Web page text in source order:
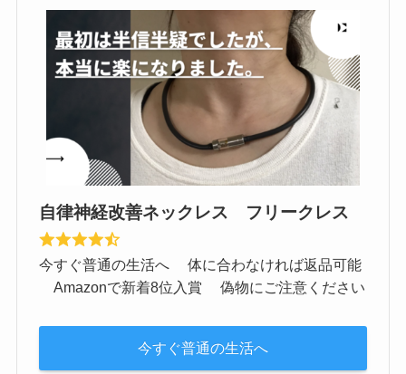
自律神経改善ネックレス フリークレス
今すぐ普通の生活へ 体に合わなければ返品可能
Amazonで新着8位入賞 偽物にご注意ください
今すぐ普通の生活へ